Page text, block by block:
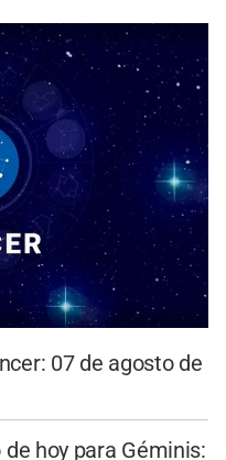
07 de agosto de
hoy para Géminis: